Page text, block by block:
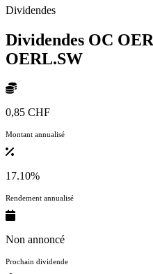
Dividendes
Dividendes OC
OERL.SW
0,85 CHF
Montant annualisé
17.10%
Rendement annualisé
Non annoncé
Prochain dividende